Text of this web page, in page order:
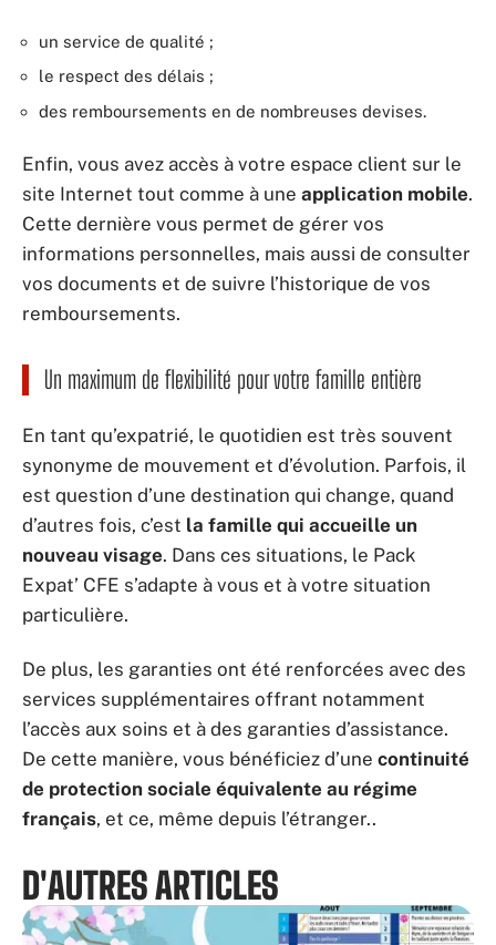
un service de qualité ;
le respect des délais ;
des remboursements en de nombreuses devises.
Enfin, vous avez accès à votre espace client sur le
site Internet tout comme à une application mobile.
Cette dernière vous permet de gérer vos
informations personnelles, mais aussi de consulter
vos documents et de suivre l’historique de vos
remboursements.
Un maximum de flexibilité pour votre famille entière
En tant qu’expatrié, le quotidien est très souvent
synonyme de mouvement et d’évolution. Parfois, il
est question d’une destination qui change, quand
d’autres fois, c’est la famille qui accueille un
nouveau visage. Dans ces situations, le Pack
Expat’ CFE s’adapte à vous et à votre situation
particulière.
De plus, les garanties ont été renforcées avec des
services supplémentaires offrant notamment
l’accès aux soins et à des garanties d’assistance.
De cette manière, vous bénéficiez d’une continuité
de protection sociale équivalente au régime
français, et ce, même depuis l’étranger..
D'AUTRES ARTICLES